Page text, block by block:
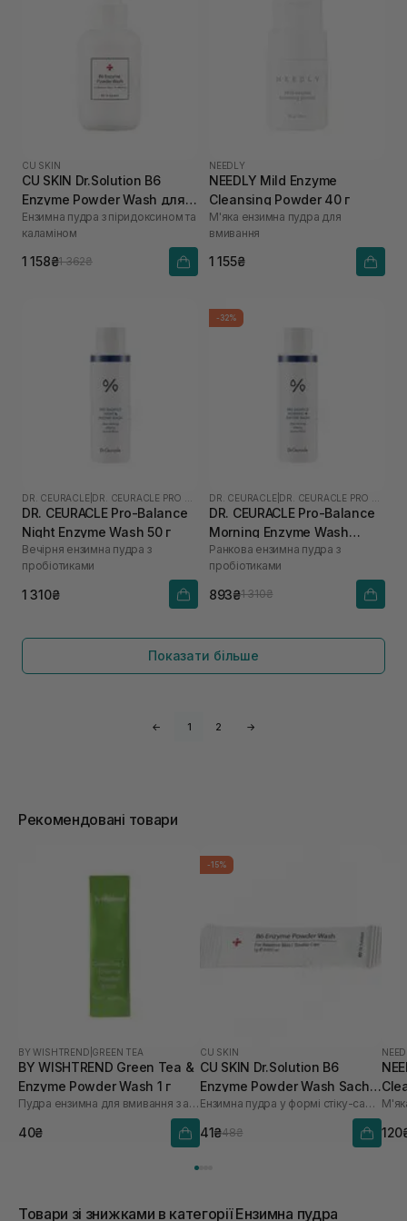
CU SKIN
CU SKIN Dr.Solution B6
Enzyme Powder Wash для
проблемної та жирної
шкіри 55 г
Ензимна пудра з піридоксином та
каламіном
1 158₴1 362₴
NEEDLY
NEEDLY Mild Enzyme
Cleansing Powder 40 г
М'яка ензимна пудра для
вмивання
1 155₴
DR. CEURACLE| DR. CEURACLE PRO BALANCE
DR. CEURACLE Pro-Balance
Night Enzyme Wash 50 г
Вечірня ензимна пудра з
пробіотиками
1 310₴
-32%
DR. CEURACLE| DR. CEURACLE PRO BALANCE
DR. CEURACLE Pro-Balance
Morning Enzyme Wash
(термін до 01.27р.) 50 г
Ранкова ензимна пудра з
пробіотиками
893₴1 310₴
Показати більше
← 1 2 →
Рекомендовані товари
BY WISHTREND GREEN TEA
BY WISHTREND Green Tea &
Enzyme Powder Wash 1 г
Пудра ензимна для вмивання з ароматом матчі
40₴
-15%
CU SKIN
CU SKIN Dr.Solution B6
Enzyme Powder Wash Sachet
для проблемної та жирної
шкіри 1шт* 1 г
Ензимна пудра у формі стіку-саше з піридоксином та каламіном
41₴48₴
Товари зі знижками в категорії Ензимна пудра